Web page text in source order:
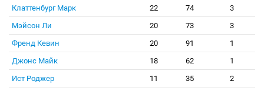
Клаттенбург Марк
22 74
3
Мэйсон Ли
20 73
3
Френд Кевин
20 91
1
Джонс Майк
18 62
1
Ист Роджер
11 35
2